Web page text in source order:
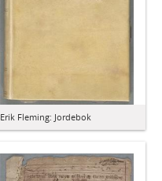
Erik Fleming: Jordebok